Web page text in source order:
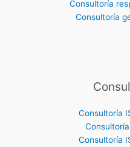
Consultoría
Consultoría
Consultoría
Consultoría